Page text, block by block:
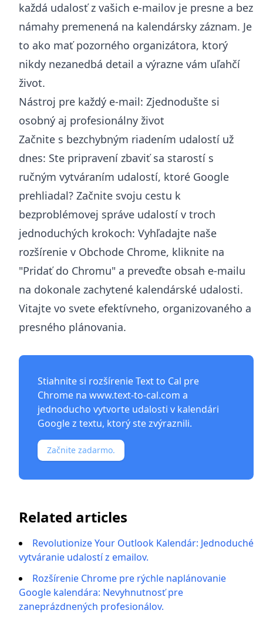
každá udalosť z vašich e-mailov je presne a bez
námahy premenená na kalendársky záznam. Je
to ako mať pozorného organizátora, ktorý
nikdy nezanedbá detail a výrazne vám uľahčí
život.
Nástroj pre každý e-mail: Zjednodušte si
osobný aj profesionálny život
Začnite s bezchybným riadením udalostí už
dnes: Ste pripravení zbaviť sa starostí s
ručným vytváraním udalostí, ktoré Google
prehliadal? Začnite svoju cestu k
bezproblémovej správe udalostí v troch
jednoduchých krokoch: Vyhľadajte naše
rozšírenie v Obchode Chrome, kliknite na
"Pridať do Chromu" a preveďte obsah e-mailu
na dokonale zachytené kalendárské udalosti.
Vitajte vo svete efektívneho, organizovaného a
presného plánovania.
Stiahnite si rozšírenie Text to Cal pre
Chrome na www.text-to-cal.com a
jednoducho vytvorte udalosti v kalendári
Google z textu, ktorý ste zvýraznili.
Začnite zadarmo.
Related articles
Revolutionize Your Outlook Kalendár: Jednoduché
vytváranie udalostí z emailov.
Rozšírenie Chrome pre rýchle naplánovanie
Google kalendára: Nevyhnutnosť pre
zaneprázdnených profesionálov.